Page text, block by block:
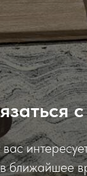
в ближайшее